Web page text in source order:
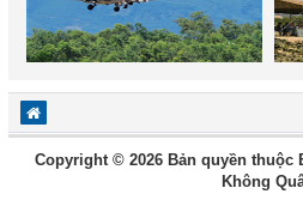
Copyright © 2026 Bản quyền thuộc
Không